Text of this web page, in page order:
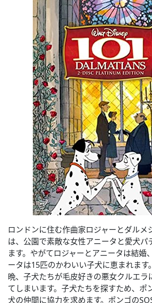
ロンドンに住む作曲家ロジャーとダルメ
は、公園で素敵な女性アニータと愛犬パ
ます。やがてロジャーとアニータは結婚
ータは15匹のかわいい子犬に恵まれます
晩、子犬たちが毛皮好きの悪女クルエラ
てしまいます。子犬たちを探すため、ポ
犬の仲間に協力を求めます。ポンゴの